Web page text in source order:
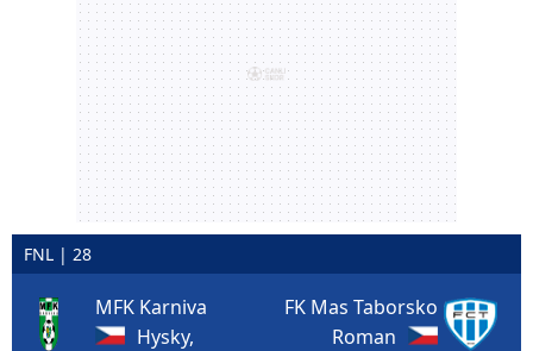
FNL | 28
MFK Karniva
Hysky,
FK Mas Taborsko
Roman